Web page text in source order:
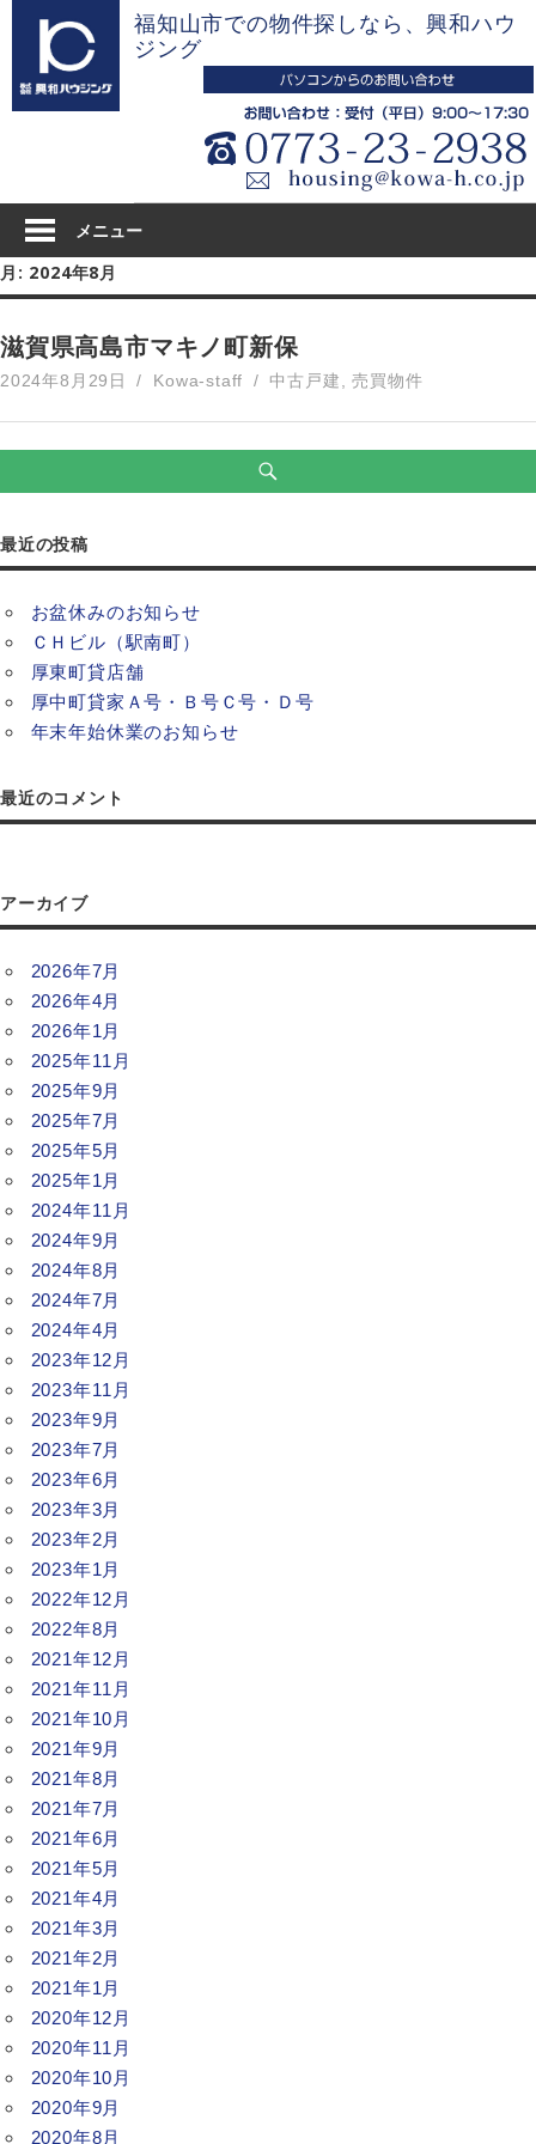
ッ
プ
福知山市での物件探しなら、興和ハウ
ジング
メニュー
月: 2024年8月
滋賀県高島市マキノ町新保
2024年8月29日 Kowa-staff 中古戸建 ,売買物件
最近の投稿
お盆休みのお知らせ
ＣＨビル（駅南町）
厚東町貸店舗
厚中町貸家Ａ号・Ｂ号Ｃ号・Ｄ号
年末年始休業のお知らせ
最近のコメント
アーカイブ
2026年7月
2026年4月
2026年1月
2025年11月
2025年9月
2025年7月
2025年5月
2025年1月
2024年11月
2024年9月
2024年8月
2024年7月
2024年4月
2023年12月
2023年11月
2023年9月
2023年7月
2023年6月
2023年3月
2023年2月
2023年1月
2022年12月
2022年8月
2021年12月
2021年11月
2021年10月
2021年9月
2021年8月
2021年7月
2021年6月
2021年5月
2021年4月
2021年3月
2021年2月
2021年1月
2020年12月
2020年11月
2020年10月
2020年9月
2020年8月